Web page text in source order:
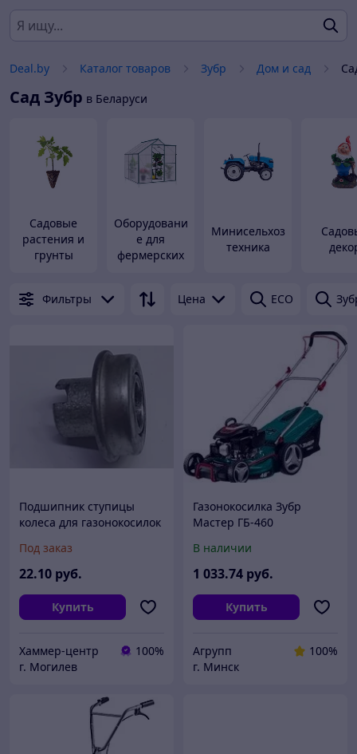
Deal.by Каталог товаров Зубр Дом и сад
Сад Зубр в Беларуси
Садовые
растения и
грунты
Оборудовани
е для
фермерских
Минисельхоз
техника
Фильтры Цена ECO
Подшипник ступицы
колеса для газонокосилок
Под заказ
22.10 руб.
Купить
Хаммер-центр
100%
г. Могилев
Газонокосилка Зубр
Мастер ГБ-460
В наличии
1 033.74 руб.
Купить
Агрупп
100%
г. Минск